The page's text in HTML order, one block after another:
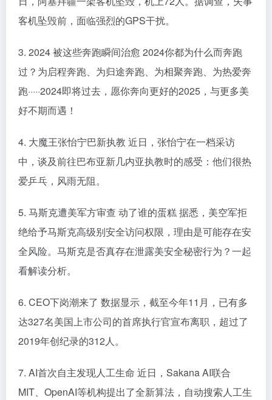
客机坠毁前，面临强烈的GPS干扰。
3. 2024 被这些奔跑瞬间治愈 2024你都为什么而奔跑
过？为启程奔跑、为归途奔跑、为相聚奔跑、为热爱奔
跑·····2024即将过去，愿你奔向更好的2025，与更多美
好不期而遇！
4. 大魔王张怡宁巴新执教 近日，张怡宁在一档采访
中，谈及前往巴布亚新几内亚执教时的感受：他们很热
爱乒乓，风雨无阻。
5. 马斯克遭美军方审查 动了谁的蛋糕 据悉，美空军拒
绝给予马斯克高级别安全访问权限，理由是可能存在安
全风险。马斯克是否真存在泄露美安全秘密行为？一起
看解读分析。
6. CEO下岗潮来了 数据显示，截至今年11月，已有多
达327名美国上市公司的首席执行官宣布离职，超过了
2019年创纪录的312人。
7. AI首次自主发现人工生命 近日，Sakana AI联合
MIT、OpenAI等机构提出了全新算法，自动搜索人工生